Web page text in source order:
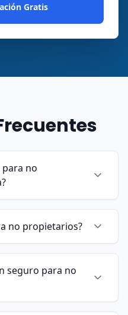
Gratis
para no
no propietarios?
seguro para no